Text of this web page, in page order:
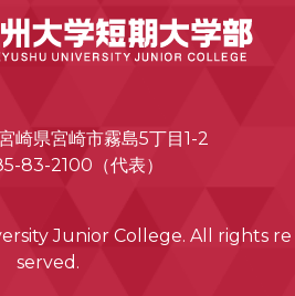
崎県宮崎市霧島5丁目1-2
83-2100（代表）
Junior College. All rights re
served.